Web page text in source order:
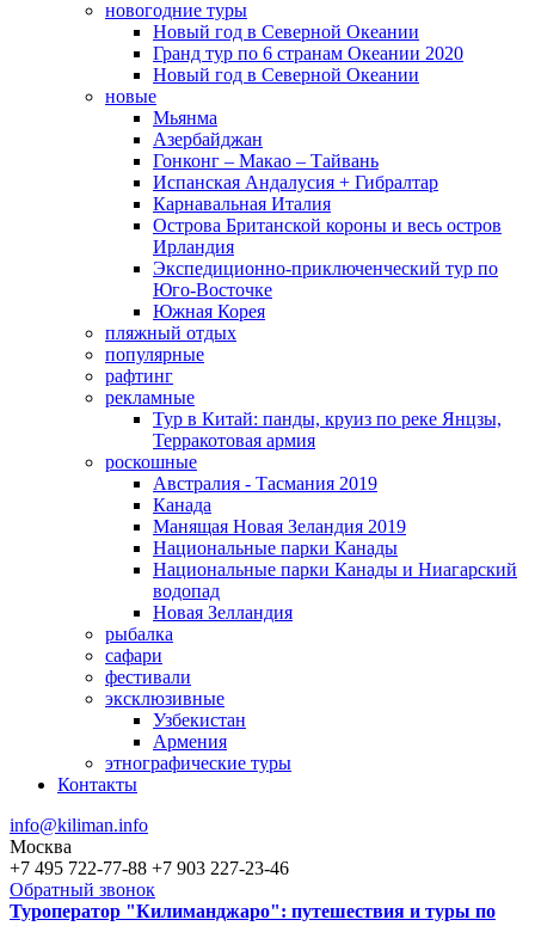
новогодние туры
Новый год в Северной Океании
Гранд тур по 6 странам Океании 2020
Новый год в Северной Океании
новые
Мьянма
Азербайджан
Гонконг – Макао – Тайвань
Испанская Андалусия + Гибралтар
Карнавальная Италия
Острова Британской короны и весь остров
Ирландия
Экспедиционно-приключенческий тур по
Юго-Восточке
Южная Корея
пляжный отдых
популярные
рафтинг
рекламные
Тур в Китай: панды, круиз по реке Янцзы,
Терракотовая армия
роскошные
Австралия - Тасмания 2019
Канада
Манящая Новая Зеландия 2019
Национальные парки Канады
Национальные парки Канады и Ниагарский
водопад
Новая Зелландия
рыбалка
сафари
фестивали
эксклюзивные
Узбекистан
Армения
этнографические туры
Контакты
info@kiliman.info
Москва
+7 495 722-77-88 +7 903 227-23-46
Обратный звонок
Туроператор "Килиманджаро": путешествия и туры по